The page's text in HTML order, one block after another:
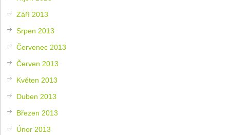
Září 2013
Srpen 2013
Červenec 2013
Červen 2013
Květen 2013
Duben 2013
Březen 2013
Únor 2013